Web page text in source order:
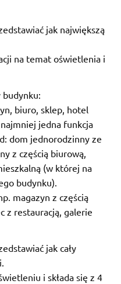
jak największą
na temat oświetlenia i
biuro, sklep, hotel
jedna funkcja
dom jednorodzinny ze
z częścią biurową,
(w której na
budynku).
magazyn z częścią
z restauracją, galerie
jak cały
i składa się z 4